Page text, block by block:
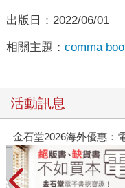
出版日： 2022/06/01
相關主題： comma
活動訊息
金石堂2026海外優惠：